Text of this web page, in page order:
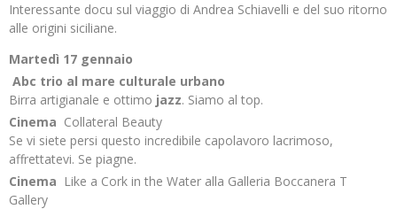
Interessante docu sul viaggio di Andrea Schiavelli e del suo ritorno
alle origini siciliane.
Martedì 17 gennaio
Abc trio al mare culturale urbano
Birra artigianale e ottimo jazz. Siamo al top.
Cinema Collateral Beauty
Se vi siete persi questo incredibile capolavoro lacrimoso,
affrettatevi. Se piagne.
Cinema Like a Cork in the Water alla Galleria Boccanera T
Gallery